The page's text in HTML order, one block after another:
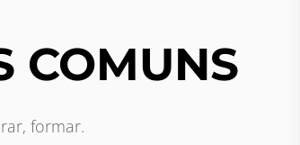
COMUNS
formar.